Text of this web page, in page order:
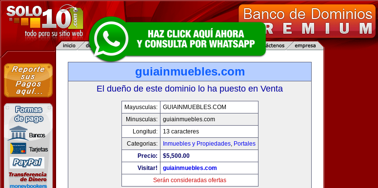
guiainmuebles.com
El dueño de este dominio lo ha puesto en Venta
Mayusculas:
GUIAINMUEBLES.COM
Minusculas:
guiainmuebles.com
Longitud:
13 caracteres
Categorias:
Inmuebles y Propiedades, Portales
Precio:
$5,500.00
Visitar!
guiainmuebles.com
Serán consideradas ofertas